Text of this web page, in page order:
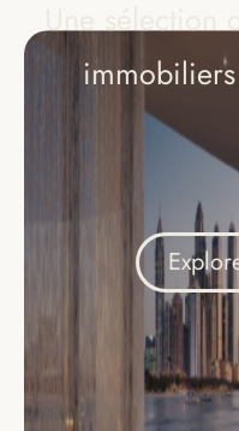
Une sélection